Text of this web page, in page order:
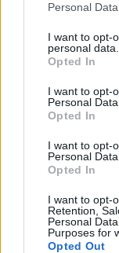
Please note that
not limited to your
grant or deny
use your data for
consent section.
Personal
I want to opt-
personal data.
Opted In
I want to opt-
Personal Data.
Opted In
I want to opt-
Personal
Opted In
I want to opt-
Retention,
Personal
Purposes for
Opted Out